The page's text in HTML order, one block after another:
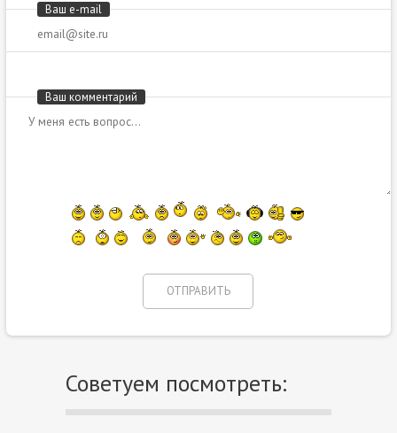
Ваш e-mail
Ваш комментарий
Советуем посмотреть: